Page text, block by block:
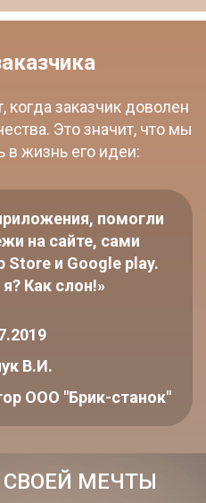
когда заказчик доволен
Это значит, что мы
в жизнь его идеи:
помогли
на сайте, сами
Store и Google play.
Как слон!»
В.И.
ООО "Брик-станок"
МЕЧТЫ